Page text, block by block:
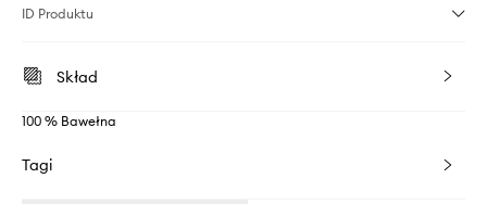
ID Produktu
Skład
100 % Bawełna
Tagi